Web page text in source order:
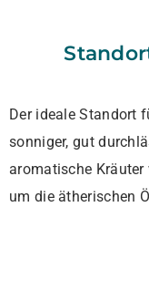
Der ideale Standort
sonniger, gut
aromatische
um die ätherischen